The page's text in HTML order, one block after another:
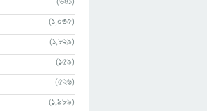
(1,035)
(1,829)
(159)
(526)
(1,989)